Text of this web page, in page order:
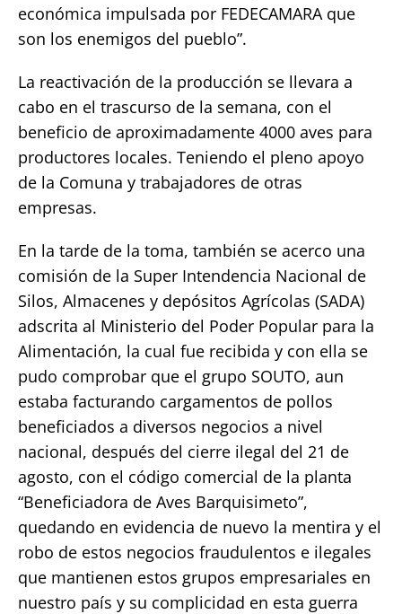
económica impulsada por FEDECAMARA que
son los enemigos del pueblo”.
La reactivación de la producción se llevara a
cabo en el trascurso de la semana, con el
beneficio de aproximadamente 4000 aves para
productores locales. Teniendo el pleno apoyo
de la Comuna y trabajadores de otras
empresas.
En la tarde de la toma, también se acerco una
comisión de la Super Intendencia Nacional de
Silos, Almacenes y depósitos Agrícolas (SADA)
adscrita al Ministerio del Poder Popular para la
Alimentación, la cual fue recibida y con ella se
pudo comprobar que el grupo SOUTO, aun
estaba facturando cargamentos de pollos
beneficiados a diversos negocios a nivel
nacional, después del cierre ilegal del 21 de
agosto, con el código comercial de la planta
“Beneficiadora de Aves Barquisimeto”,
quedando en evidencia de nuevo la mentira y el
robo de estos negocios fraudulentos e ilegales
que mantienen estos grupos empresariales en
nuestro país y su complicidad en esta guerra